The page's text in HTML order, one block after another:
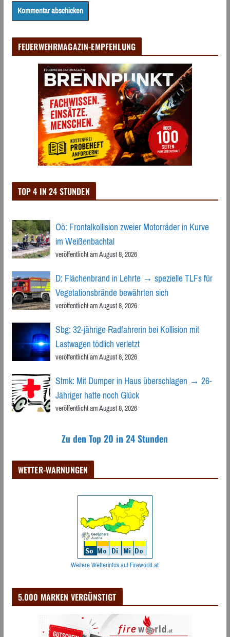
FEUERWEHRMAGAZIN-EMPFEHLUNG
TOP 4 IN 24 STUNDEN
Oö: Frontalkollision zweier Motorräder in Kurve
im Weißenbachtal
veröffentlicht am August 8, 2026
D: Flächenbrand in Lehrte → spezielle TLFs für
Vegetationsbrände bewährten sich
veröffentlicht am August 8, 2026
Sbg: 32-jährige Radfahrerin bei Kollision mit
Lastwagen tödlich verletzt
veröffentlicht am August 8, 2026
Stmk: Mit Dumper in Haus überschlagen → 26-
Jähriger hatte noch Glück
veröffentlicht am August 8, 2026
Zu den Top 20 in 24 Stunden
WETTER-WARNUNGEN
Weitere Wetterinfos auf Fireworld.at
5.000 MARKEN VERGÜNSTIGT